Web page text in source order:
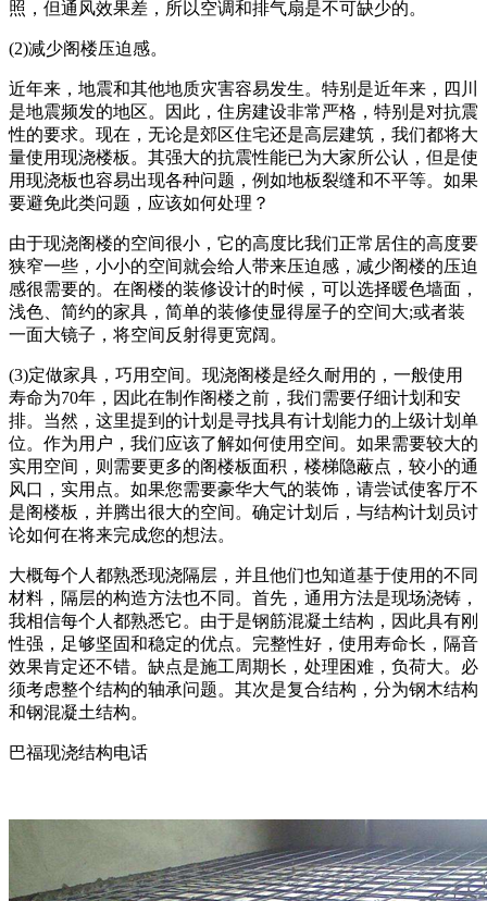
照，但通风效果差，所以空调和排气扇是不可缺少的。
(2)减少阁楼压迫感。
近年来，地震和其他地质灾害容易发生。特别是近年来，四川
是地震频发的地区。因此，住房建设非常严格，特别是对抗震
性的要求。现在，无论是郊区住宅还是高层建筑，我们都将大
量使用现浇楼板。其强大的抗震性能已为大家所公认，但是使
用现浇板也容易出现各种问题，例如地板裂缝和不平等。如果
要避免此类问题，应该如何处理？
由于现浇阁楼的空间很小，它的高度比我们正常居住的高度要
狭窄一些，小小的空间就会给人带来压迫感，减少阁楼的压迫
感很需要的。在阁楼的装修设计的时候，可以选择暖色墙面，
浅色、简约的家具，简单的装修使显得屋子的空间大;或者装
一面大镜子，将空间反射得更宽阔。
(3)定做家具，巧用空间。现浇阁楼是经久耐用的，一般使用
寿命为70年，因此在制作阁楼之前，我们需要仔细计划和安
排。当然，这里提到的计划是寻找具有计划能力的上级计划单
位。作为用户，我们应该了解如何使用空间。如果需要较大的
实用空间，则需要更多的阁楼板面积，楼梯隐蔽点，较小的通
风口，实用点。如果您需要豪华大气的装饰，请尝试使客厅不
是阁楼板，并腾出很大的空间。确定计划后，与结构计划员讨
论如何在将来完成您的想法。
大概每个人都熟悉现浇隔层，并且他们也知道基于使用的不同
材料，隔层的构造方法也不同。首先，通用方法是现场浇铸，
我相信每个人都熟悉它。由于是钢筋混凝土结构，因此具有刚
性强，足够坚固和稳定的优点。完整性好，使用寿命长，隔音
效果肯定还不错。缺点是施工周期长，处理困难，负荷大。必
须考虑整个结构的轴承问题。其次是复合结构，分为钢木结构
和钢混凝土结构。
巴福现浇结构电话